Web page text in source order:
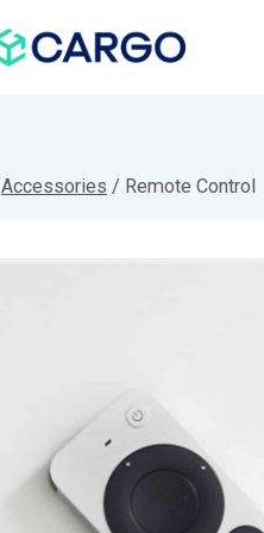
Accessories / Remote Control